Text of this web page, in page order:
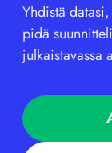
Yhdistä
pidä
julkaistavassa